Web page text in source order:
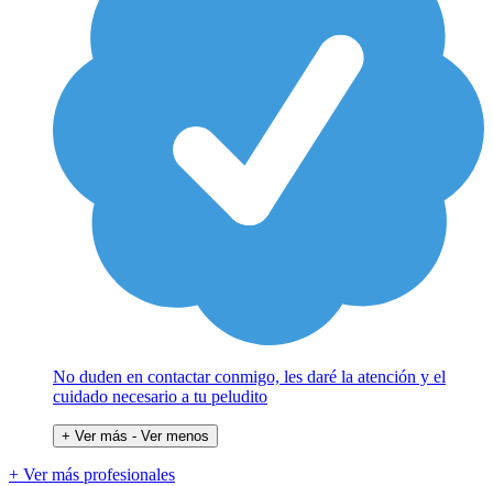
No duden en contactar conmigo, les daré la atención y el
cuidado necesario a tu peludito
+ Ver más - Ver menos
+ Ver más profesionales